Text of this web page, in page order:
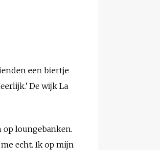
een biertje
De wijk La
op loungebanken.
echt. Ik op mijn